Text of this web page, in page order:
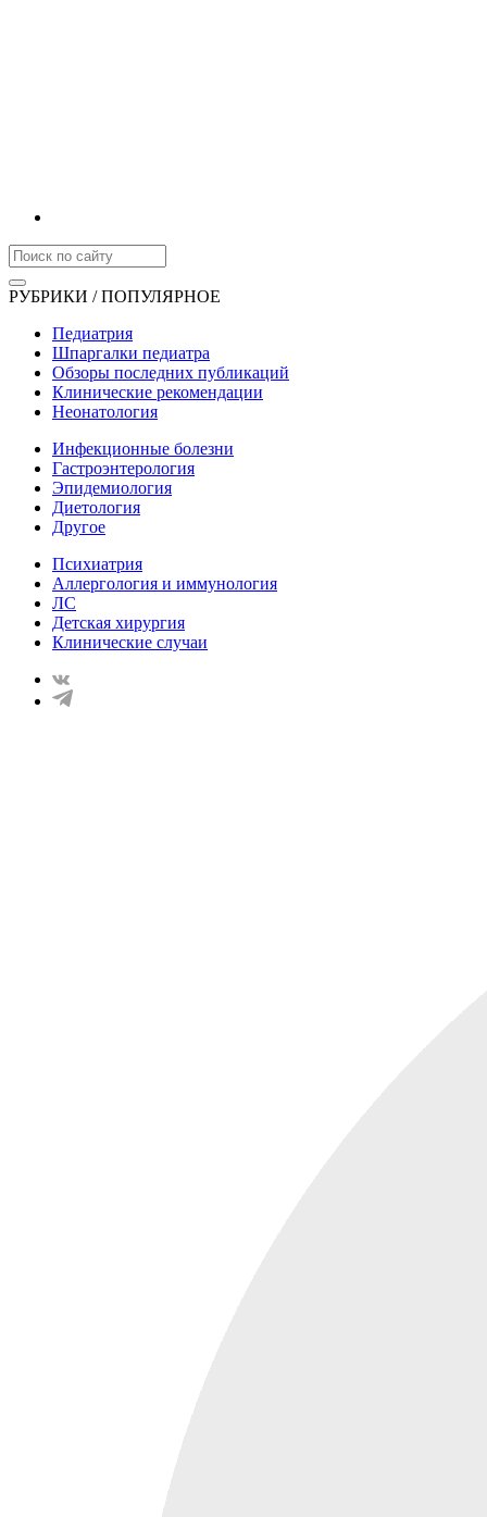
РУБРИКИ / ПОПУЛЯРНОЕ
Педиатрия
Шпаргалки педиатра
Обзоры последних публикаций
Клинические рекомендации
Неонатология
Инфекционные болезни
Гастроэнтерология
Эпидемиология
Диетология
Другое
Психиатрия
Аллергология и иммунология
ЛС
Детская хирургия
Клинические случаи